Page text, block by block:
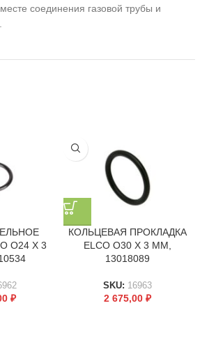
соединения газовой трубы и
O24 X 3
₽
КОЛЬЦЕВАЯ ПРОКЛАДКА
ELCO O30 X 3 ММ,
13018089
SKU: 16963
2 675,00 ₽